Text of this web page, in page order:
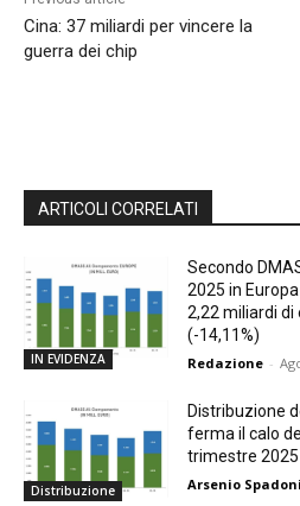
Cina: 37 miliardi per vincere la
guerra dei chip
ARTICOLI CORRELATI
IN EVIDENZA
Secondo
2025 in
2,22 miliardi
(-14,11%)
Redazione -
Distribuzione
Distribuzione
ferma il calo
trimestre 2025
Arsenio Spadoni